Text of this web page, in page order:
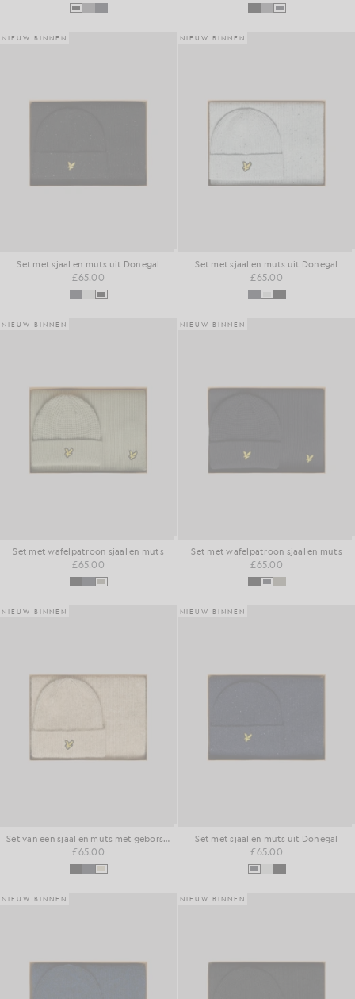
NIEUW BINNEN
Set met sjaal en muts uit Donegal
£65.00
NIEUW BINNEN
Set met sjaal en muts uit Donegal
£65.00
NIEUW BINNEN
Set met wafelpatroon sjaal en muts
£65.00
NIEUW BINNEN
Set met wafelpatroon sjaal en muts
£65.00
NIEUW BINNEN
Set van een sjaal en muts met geborstelde afwerking
£65.00
NIEUW BINNEN
Set met sjaal en muts uit Donegal
£65.00
NIEUW BINNEN NIEUW BINNEN